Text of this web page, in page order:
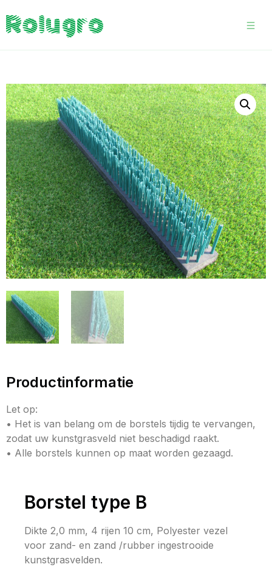
Productinformatie
Let op:
• Het is van belang om de borstels tijdig te vervangen,
zodat uw kunstgrasveld niet beschadigd raakt.
• Alle borstels kunnen op maat worden gezaagd.
Borstel type B
Dikte 2,0 mm, 4 rijen 10 cm, Polyester vezel
voor zand- en zand /rubber ingestrooide
kunstgrasvelden.